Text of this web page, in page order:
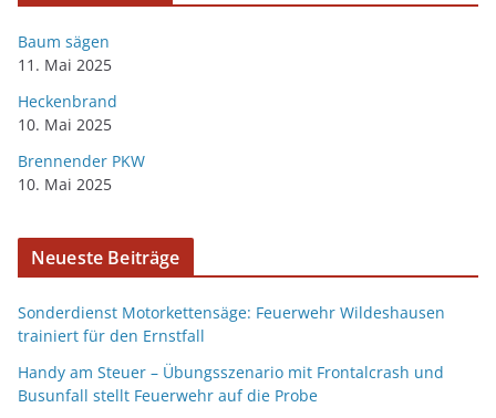
Baum sägen
11. Mai 2025
Heckenbrand
10. Mai 2025
Brennender PKW
10. Mai 2025
Neueste Beiträge
Sonderdienst Motorkettensäge: Feuerwehr Wildeshausen
trainiert für den Ernstfall
Handy am Steuer – Übungsszenario mit Frontalcrash und
Busunfall stellt Feuerwehr auf die Probe